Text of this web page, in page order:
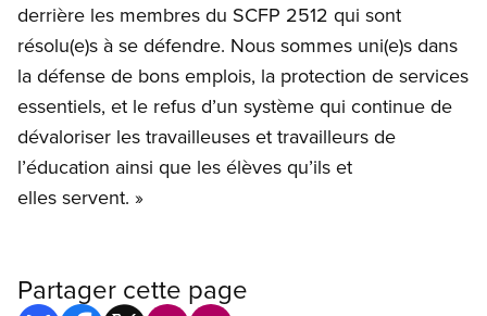
derrière les membres du SCFP 2512 qui sont
résolu(e)s à se défendre. Nous sommes uni(e)s dans
la défense de bons emplois, la protection de services
essentiels, et le refus d’un système qui continue de
dévaloriser les travailleuses et travailleurs de
l’éducation ainsi que les élèves qu’ils et
elles servent. »
Partager cette page